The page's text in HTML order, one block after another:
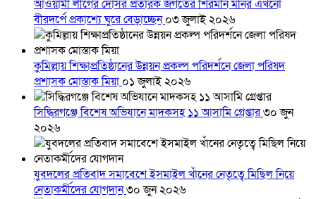
আওয়ামী লীগের দোসর প্রতারক জগতের শিরমনি মনির এখনো
বীরদর্পে প্রকাশ্যে ঘুরে বেড়াচ্ছেন০৩ জুলাই ২০২৬
কুমিল্লায় শিক্ষাপ্রতিষ্ঠানের উন্নয়ন প্রকল্প পরিদর্শনে জেলা পরিষদ
প্রশাসক মোস্তাক মিয়া ০১ জুলাই ২০২৬
সিদ্ধিরগঞ্জে বিশেষ অভিযানে মাদকসহ ১১ আসামি গ্রেপ্তার৩০ জুন
২০২৬
যুবদলের প্রতিবাদ সমাবেশে ইসমাইল খাঁনের নেতৃত্বে মিছিল নিয়ে
নেতাকর্মীদের যোগদান৩০ জুন ২০২৬